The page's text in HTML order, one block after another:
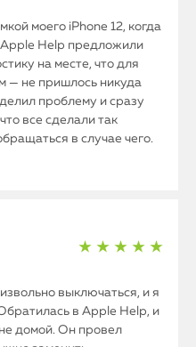
моего iPhone 12, когда
Help предложили
на месте, что для
— не пришлось никуда
проблему и сразу
все сделали так
в случае чего.
★ ★ ★ ★ ★
выключаться, и я
в Apple Help, и
домой. Он провел